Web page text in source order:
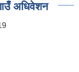
अधिवेशन